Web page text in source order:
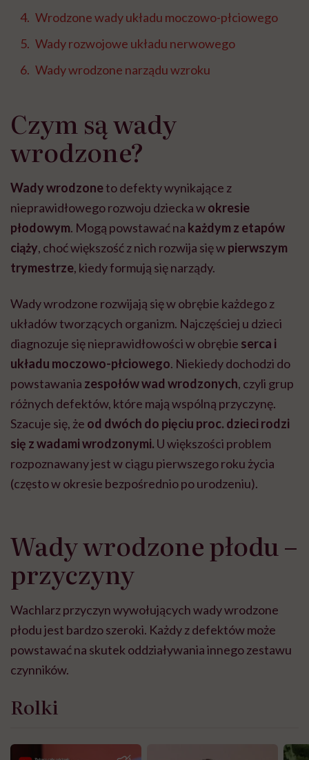
Wrodzone wady układu moczowo-płciowego
Wady rozwojowe układu nerwowego
Wady wrodzone narządu wzroku
Czym są wady
wrodzone?
Wady wrodzoneto defekty wynikające z
nieprawidłowego rozwoju dziecka wokresie
płodowym. Mogą powstawać na każdym z etapów
ciąży, choć większość z nich rozwija się wpierwszym
trymestrze, kiedy formują się narządy.
Wady wrodzone rozwijają się w obrębie każdego z
układów tworzących organizm. Najczęściej u dzieci
diagnozuje się nieprawidłowości w obrębie serca i
układu moczowo-płciowego. Niekiedy dochodzi do
powstawania zespołów wad wrodzonych, czyli grup
różnych defektów, które mają wspólną przyczynę.
Szacuje się, że od dwóch do pięciu proc. dzieci rodzi
się z wadami wrodzonymi. U większości problem
rozpoznawany jest w ciągu pierwszego roku życia
(często w okresie bezpośrednio po urodzeniu).
Wady wrodzone płodu –
przyczyny
Wachlarz przyczyn wywołujących wady wrodzone
płodu jest bardzo szeroki. Każdy z defektów może
powstawać na skutek oddziaływania innego zestawu
czynników.
Rolki